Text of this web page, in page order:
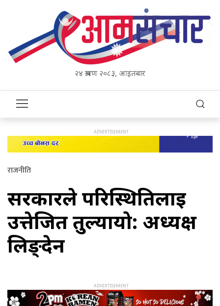
२४ श्रावण २०८३, आइतबार
राजनीति
सरकारले परिस्थितिलाई
उत्तेजित तुल्यायो: अध्यक्ष
लिङ्देन